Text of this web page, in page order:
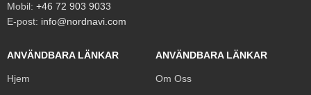
Mobil: +46 72 903 9033
E-post: info@nordnavi.com
ANVÄNDBARA LÄNKAR
Hjem
ANVÄNDBARA LÄNKAR
Om Oss